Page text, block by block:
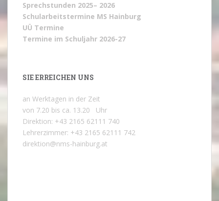
Sprechstunden 2025– 2026
Schularbeitstermine MS Hainburg
UÜ Termine
Termine im Schuljahr 2026-27
SIE ERREICHEN UNS
an Werktagen in der Zeit
von 7.20 bis ca. 13.20 Uhr
Direktion: +43 2165 62111 740
Lehrerzimmer: +43 2165 62111 742
direktion@nms-hainburg.at